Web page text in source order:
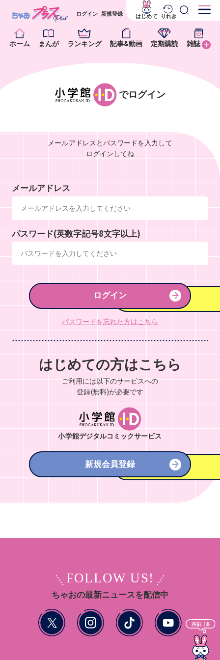
ホーム まんが ランキング 記事&動画 定期購読 雑誌
ログイン 新規登録 はじめて りれき
でログイン
メールアドレスとパスワードを入力して
ログインしてね
メールアドレス
パスワード(英数字記号8文字以上)
ログイン
パスワードを忘れた方はこちら
はじめての方はこちら
ご利用には以下のサービスへの
登録(無料)が必要です
小学館デジタルコミックサービス
新規会員登録
FOLLOW US!
ちゃおの最新ニュースを配信中